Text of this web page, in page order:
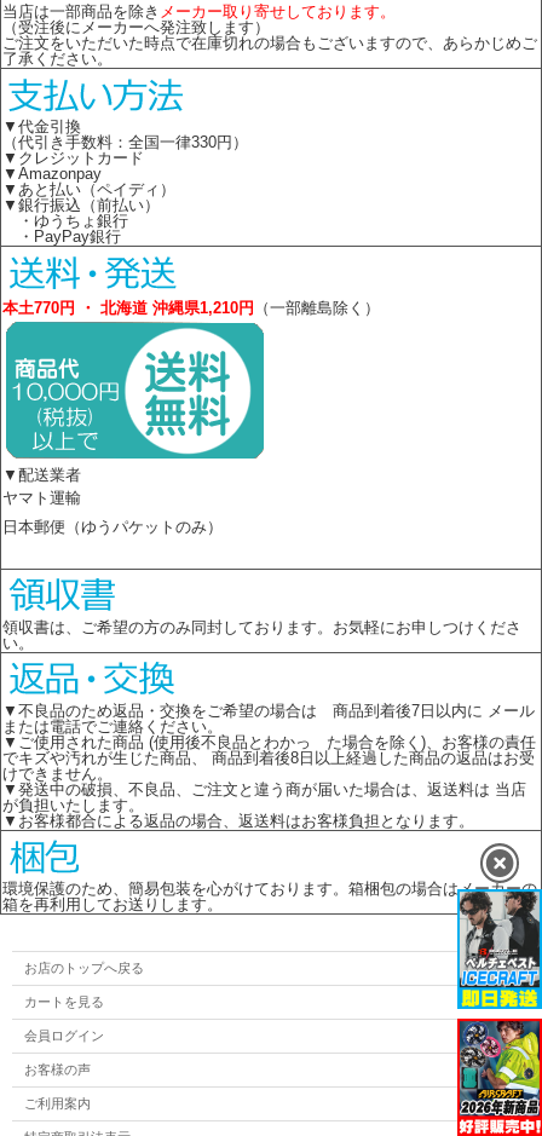
当店は一部商品を除き メーカー取り寄せしております。
（受注後にメーカーへ発注致します）
ご注文をいただいた時点で在庫切れの場合もございますので、あらかじめご
了承ください。
▼代金引換
（代引き手数料：全国一律330円）
▼クレジットカード
▼Amazonpay
▼あと払い（ペイディ）
▼銀行振込（前払い）
・ゆうちょ銀行
・PayPay銀行
本土770円 ・ 北海道 沖縄県1,210円 （一部離島除く）
▼配送業者
ヤマト運輸
日本郵便（ゆうパケットのみ）
領収書は、ご希望の方のみ同封しております。お気軽にお申しつけくださ
い。
▼不良品のため返品・交換をご希望の場合は 商品到着後7日以内に メール
または電話でご連絡ください。
▼ご使用された商品 (使用後不良品とわかっ た場合を除く)、お客様の責任
でキズや汚れが生じた商品、 商品到着後8日以上経過した商品の返品はお受
けできません。
▼発送中の破損、不良品、ご注文と違う商が届いた場合は、返送料は 当店
が負担いたします。
▼お客様都合による返品の場合、返送料はお客様負担となります。
環境保護のため、簡易包装を心がけております。箱梱包の場合はメーカーの
箱を再利用してお送りします。
お店のトップへ戻る
カートを見る
会員ログイン
お客様の声
ご利用案内